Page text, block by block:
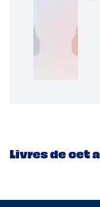
Livres de cet